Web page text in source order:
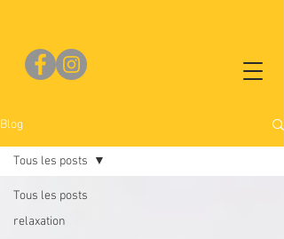
Blog
Tous les posts
relaxation
Tous les posts